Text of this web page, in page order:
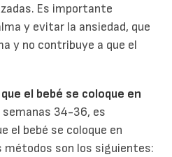
Es importante
y evitar la ansiedad, que
y no contribuye a que el
el bebé se coloque en
34-36, es
el bebé se coloque en
métodos son los siguientes: